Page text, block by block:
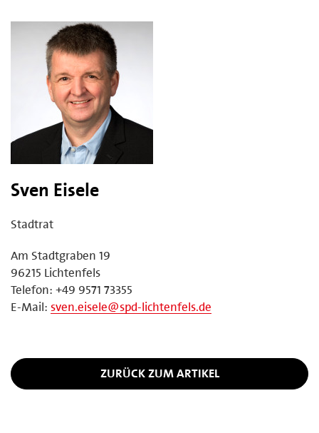
Sven Eisele
Stadtrat
Am Stadtgraben 19
96215 Lichtenfels
Telefon: +49 9571 73355
E-Mail: sven.eisele@spd-lichtenfels.de
ZURÜCK ZUM ARTIKEL